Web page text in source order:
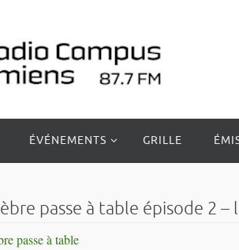
ÉVÉNEMENTS GRILLE
passe à table épisode 2
passe à table